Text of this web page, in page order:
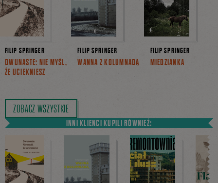
FILIP SPRINGER
DWUNASTE: NIE MYŚL,
ŻE UCIEKNIESZ
FILIP SPRINGER
WANNA Z KOLUMNADĄ
FILIP SPRINGER
MIEDZIANKA
ZOBACZ WSZYSTKIE
INNI KLIENCI KUPILI RÓWNIEŻ: